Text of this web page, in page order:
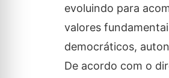
evoluindo para
valores
democráticos,
De acordo com o